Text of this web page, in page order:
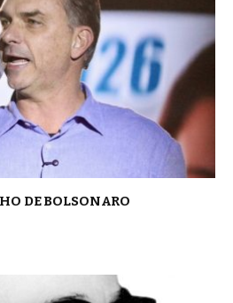
DE BOLSONARO